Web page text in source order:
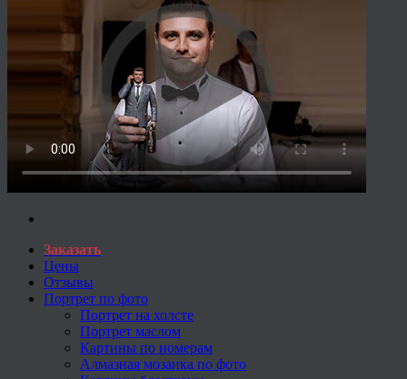
Заказать
Цены
Отзывы
Портрет по фото
Портрет на холсте
Портрет маслом
Картины по номерам
Алмазная мозаика по фото